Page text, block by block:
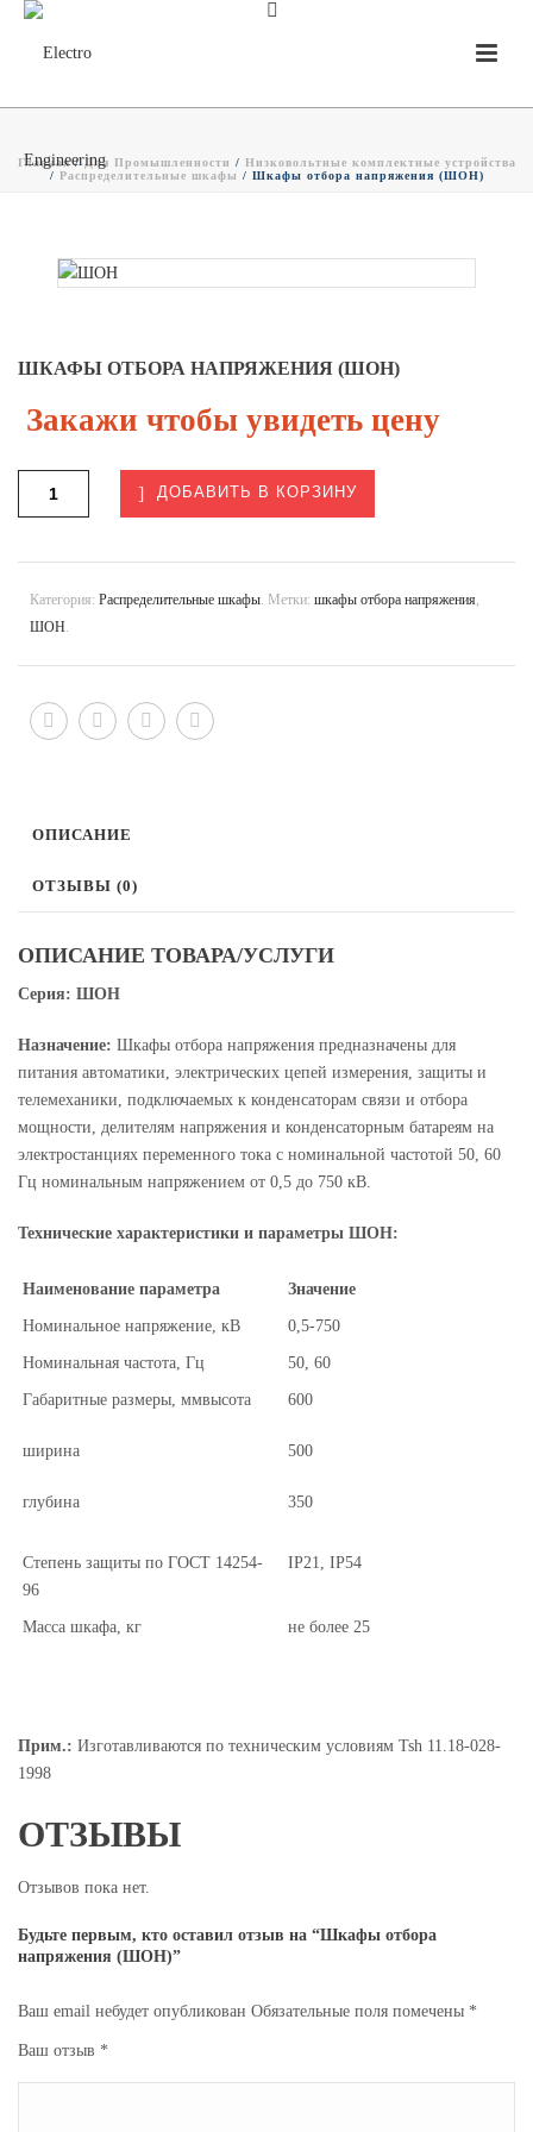
Главная/Для Промышленности / Низковольтные комплектные устройства
/ Распределительные шкафы / Шкафы отбора напряжения (ШОН)
ШКАФЫ ОТБОРА НАПРЯЖЕНИЯ (ШОН)
Закажи чтобы увидеть цену
ДОБАВИТЬ В КОРЗИНУ
Категория: Распределительные шкафы. Метки: шкафы отбора напряжения,
ШОН.
ОПИСАНИЕ
ОТЗЫВЫ (0)
ОПИСАНИЕ ТОВАРА/УСЛУГИ
Cерия: ШОН
Назначение: Шкафы отбора напряжения предназначены для
питания автоматики, электрических цепей измерения, защиты и
телемеханики, подключаемых к конденсаторам связи и отбора
мощности, делителям напряжения и конденсаторным батареям на
электростанциях переменного тока с номинальной частотой 50, 60
Гц номинальным напряжением от 0,5 до 750 кВ.
Технические характеристики и параметры ШОН:
Наименование параметра Значение
Номинальное напряжение, кВ 0,5-750
Номинальная частота, Гц 50, 60
Габаритные размеры, ммвысота
ширина
глубина
600
500
350
Степень защиты по ГОСТ 14254-
96
IP21, IP54
Масса шкафа, кг не более 25
Прим.: Изготавливаются по техническим условиям Tsh 11.18-028-
1998
ОТЗЫВЫ
Отзывов пока нет.
Будьте первым, кто оставил отзыв на “Шкафы отбора
напряжения (ШОН)”
Ваш email небудет опубликован Обязательные поля помечены *
Ваш отзыв *